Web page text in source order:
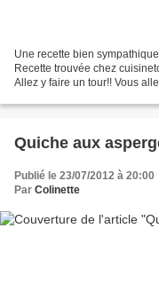
Une recette bien
Recette trouvée chez
Allez y faire un tour!! Vous
Quiche aux
Publié le 23/07/2012 à 20:00
Par Colinette